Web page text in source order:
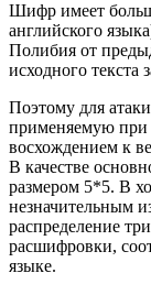
Шифр имеет
английского
Полибия от
исходного текста
Поэтому для
применяемую
восхождением к
В качестве
размером 5*5. В
незначительным
распределение
расшифровки,
языке.